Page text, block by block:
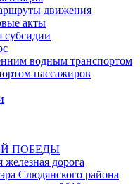
движения
акты
субсидии
водным транспортом
пассажиров
ПОБЕДЫ
железная дорога
Слюдянского района